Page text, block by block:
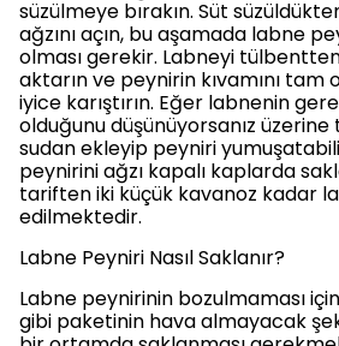
süzülmeye bırakın. Süt
ağzını açın, bu aşamada labne
olması gerekir. Labneyi
aktarın ve peynirin kıvamını tam
iyice karıştırın. Eğer labnenin
olduğunu düşünüyorsanız
sudan ekleyip peyniri
peynirini ağzı kapalı kaplarda
tariften iki küçük kavanoz kadar
edilmektedir.
Labne Peyniri Nasıl Saklanır?
Labne peynirinin bozulmaması
gibi paketinin hava almayacak